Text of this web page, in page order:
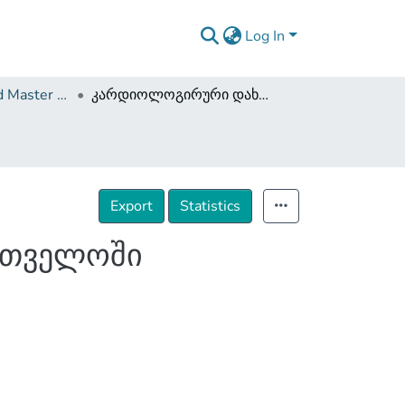
Log In
Dissertations and Master Theses კარდიოლოგირური დახმარების ხარისხი საქართველოში
Export Statistics